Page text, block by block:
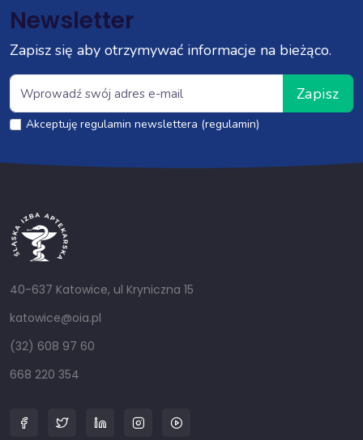
Newsletter
Zapisz się aby otrzymywać informacje na bieżąco.
Zapisz
Akceptuję regulamin newslettera (regulamin)
40-637 Katowice, ul Kryniczna 15
katowice@oia.pl
(32) 608 97 60
668 220 354